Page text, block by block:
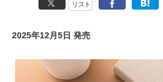
リスト
2025年12月5日 発売